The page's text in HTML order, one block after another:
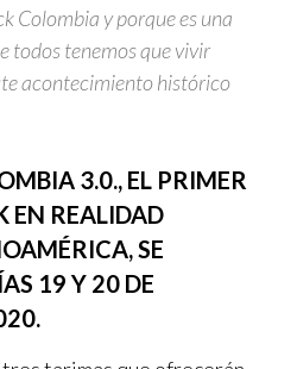
Colombia y porque es una
todos tenemos que vivir
acontecimiento histórico
3.0., EL PRIMER
EN REALIDAD
SE
19 Y 20 DE